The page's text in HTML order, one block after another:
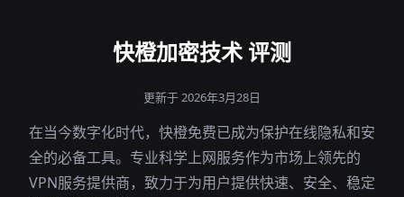
快橙加密技术 评测
更新于 2026年3月28日
在当今数字化时代，快橙免费已成为保护在线隐私和安
全的必备工具。专业科学上网服务作为市场上领先的
VPN服务提供商，致力于为用户提供快速、安全、稳定